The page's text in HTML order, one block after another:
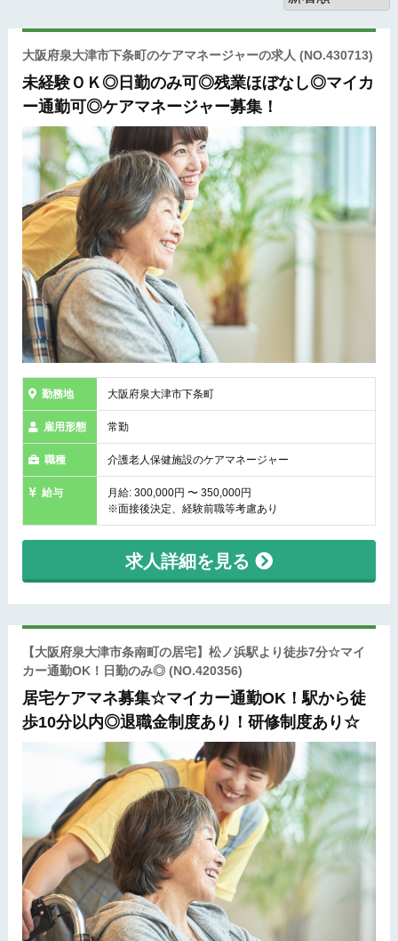
大阪府泉大津市下条町のケアマネージャーの求人 (NO.430713)
未経験ＯＫ◎日勤のみ可◎残業ほぼなし◎マイカ
ー通勤可◎ケアマネージャー募集！
勤務地 大阪府泉大津市下条町
雇用形態 常勤
職種 介護老人保健施設のケアマネージャー
給与
月給: 300,000円 〜 350,000円
※面接後決定、経験前職等考慮あり
求人詳細を見る
【大阪府泉大津市条南町の居宅】松ノ浜駅より徒歩7分☆マイ
カー通勤OK！日勤のみ◎ (NO.420356)
居宅ケアマネ募集☆マイカー通勤OK！駅から徒
歩10分以内◎退職金制度あり！研修制度あり☆